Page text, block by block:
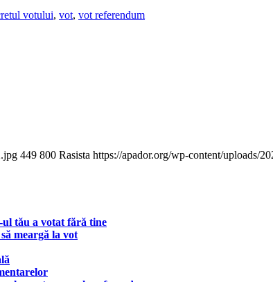
votului, vot, vot referendum
449 800 Rasista https://apador.org/wp-content/uploads/
ul tău a votat fără tine
meargă la vot